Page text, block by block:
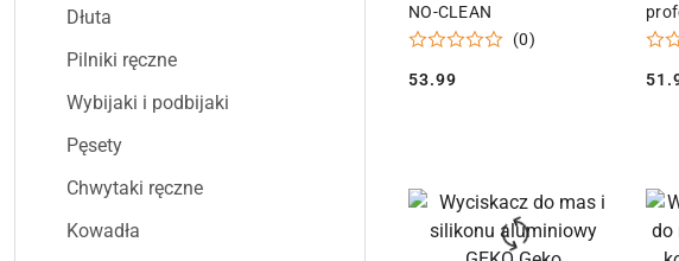
Dłuta
Pilniki ręczne
Wybijaki i podbijaki
Pęsety
Chwytaki ręczne
Kowadła
NO-CLEAN
(0)
Cena:
53.99